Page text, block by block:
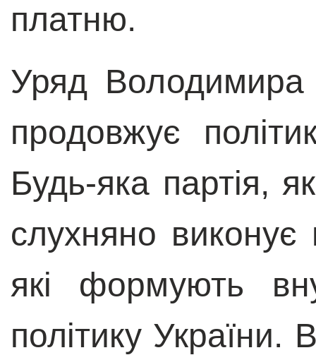
платню.
Уряд Володимира
продовжує
Будь-яка партія,
слухняно
які формують
політику України.